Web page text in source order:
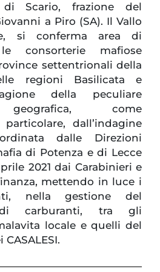
Scario, frazione del
a Piro (SA). Il Vallo
si conferma area di
consorterie mafiose
settentrionali della
regioni Basilicata e
della peculiare
geografica, come
dall’indagine
dalle Direzioni
di Potenza e di Lecce
2021 dai Carabinieri e
mettendo in luce i
nella gestione del
di carburanti, tra gli
locale e quelli del